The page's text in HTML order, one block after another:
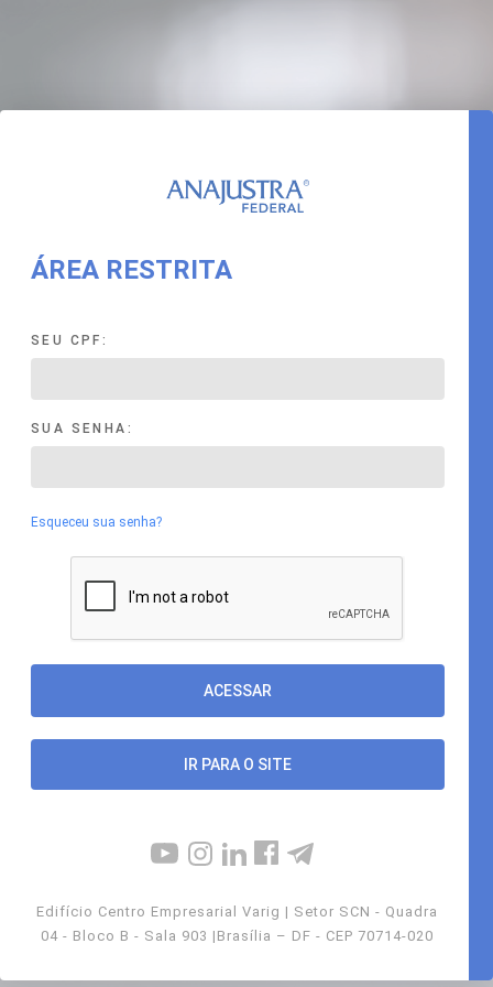
ÁREA RESTRITA
SEU CPF:
SUA SENHA:
Esqueceu sua senha?
IR PARA O SITE
Edifício Centro Empresarial Varig | Setor SCN - Quadra
04 - Bloco B - Sala 903 |Brasília – DF - CEP 70714-020